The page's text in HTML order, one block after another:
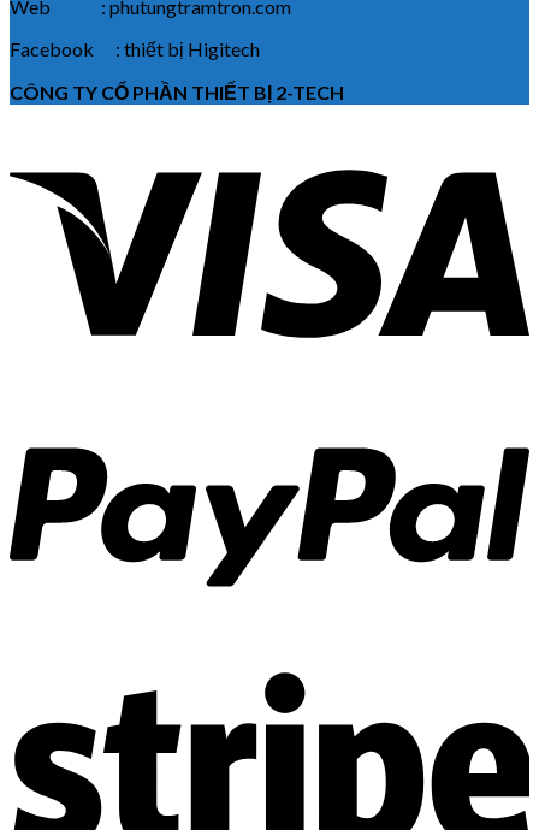
Web : phutungtramtron.com
Facebook : thiết bị Higitech
CÔNG TY CỔ PHẦN THIẾT BỊ 2-TECH